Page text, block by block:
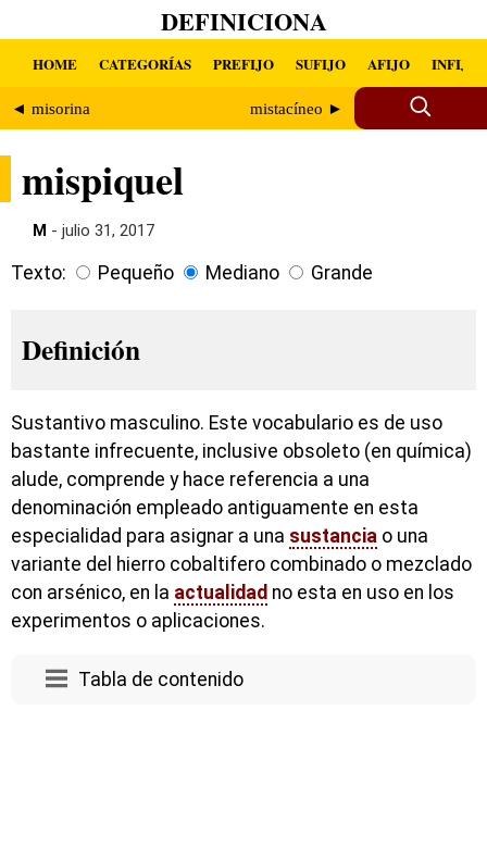
DEFINICIONA
HOME CATEGORÍAS PREFIJO SUFIJO AFIJO INFIJO
◄ misorina mistacíneo ►
mispiquel
M - julio 31, 2017
Texto: Pequeño Mediano Grande
Definición
Sustantivo masculino. Este vocabulario es de uso
bastante infrecuente, inclusive obsoleto (en química)
alude, comprende y hace referencia a una
denominación empleado antiguamente en esta
especialidad para asignar a una sustancia o una
variante del hierro cobaltifero combinado o mezclado
con arsénico, en la actualidad no esta en uso en los
experimentos o aplicaciones.
Tabla de contenido